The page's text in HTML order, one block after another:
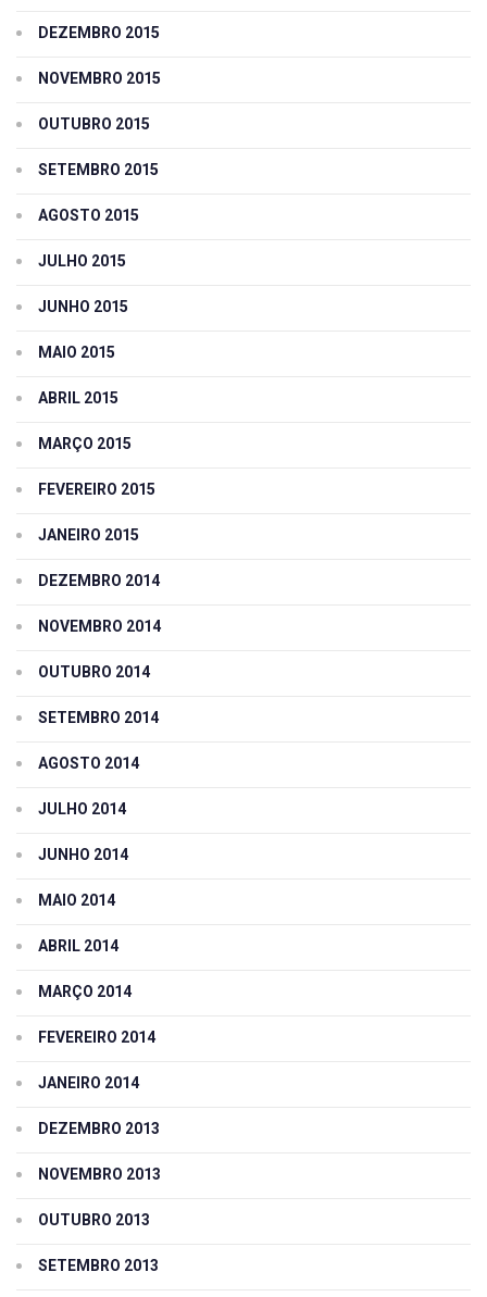
DEZEMBRO 2015
NOVEMBRO 2015
OUTUBRO 2015
SETEMBRO 2015
AGOSTO 2015
JULHO 2015
JUNHO 2015
MAIO 2015
ABRIL 2015
MARÇO 2015
FEVEREIRO 2015
JANEIRO 2015
DEZEMBRO 2014
NOVEMBRO 2014
OUTUBRO 2014
SETEMBRO 2014
AGOSTO 2014
JULHO 2014
JUNHO 2014
MAIO 2014
ABRIL 2014
MARÇO 2014
FEVEREIRO 2014
JANEIRO 2014
DEZEMBRO 2013
NOVEMBRO 2013
OUTUBRO 2013
SETEMBRO 2013